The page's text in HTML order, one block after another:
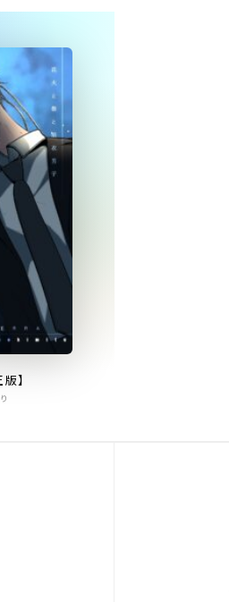
】